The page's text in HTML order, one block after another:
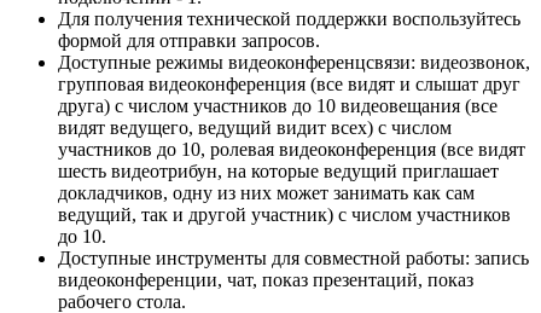
Для получения технической поддержки воспользуйтесь
формой для отправки запросов.
Доступные режимы видеоконференцсвязи: видеозвонок,
групповая видеоконференция (все видят и слышат друг
друга) с числом участников до 10 видеовещания (все
видят ведущего, ведущий видит всех) с числом
участников до 10, ролевая видеоконференция (все видят
шесть видеотрибун, на которые ведущий приглашает
докладчиков, одну из них может занимать как сам
ведущий, так и другой участник) с числом участников
до 10.
Доступные инструменты для совместной работы: запись
видеоконференции, чат, показ презентаций, показ
рабочего стола.